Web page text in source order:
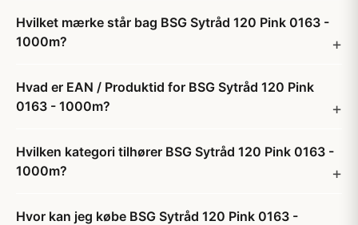
Hvilket mærke står bag BSG Sytråd 120 Pink 0163 -
1000m?
Hvad er EAN / Produktid for BSG Sytråd 120 Pink
0163 - 1000m?
Hvilken kategori tilhører BSG Sytråd 120 Pink 0163 -
1000m?
Hvor kan jeg købe BSG Sytråd 120 Pink 0163 -